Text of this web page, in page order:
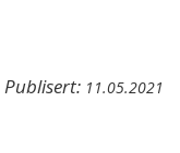
Publisert: 11.05.2021